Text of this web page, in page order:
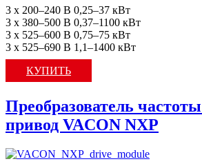
3 x 200–240 В 0,25–37 кВт
3 x 380–500 В 0,37–1100 кВт
3 x 525–600 В 0,75–75 кВт
3 x 525–690 В 1,1–1400 кВт
КУПИТЬ
Преобразователь
привод VACON NXP